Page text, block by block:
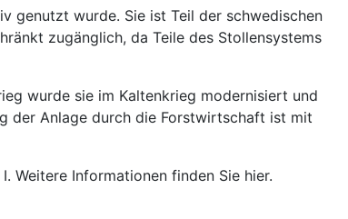
genutzt wurde. Sie ist Teil der schwedischen
zugänglich, da Teile des Stollensystems
wurde sie im Kaltenkrieg modernisiert und
der Anlage durch die Forstwirtschaft ist mit
Weitere Informationen finden Sie hier.